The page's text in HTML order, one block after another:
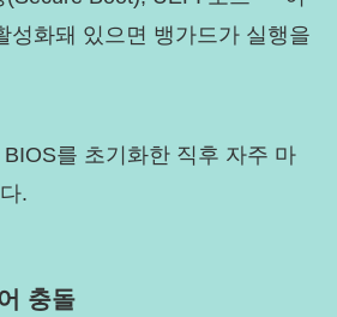
성화돼 있으면 뱅가드가 실행을
를 초기화한 직후 자주 마
.
충돌